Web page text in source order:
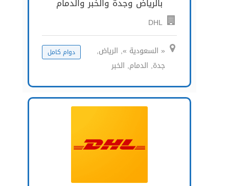
DHL
« السعودية », الرياض,
جدة, الدمام, الخبر
دوام كامل